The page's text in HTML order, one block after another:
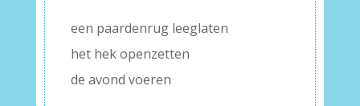
een paardenrug leeglaten
het hek openzetten
de avond voeren